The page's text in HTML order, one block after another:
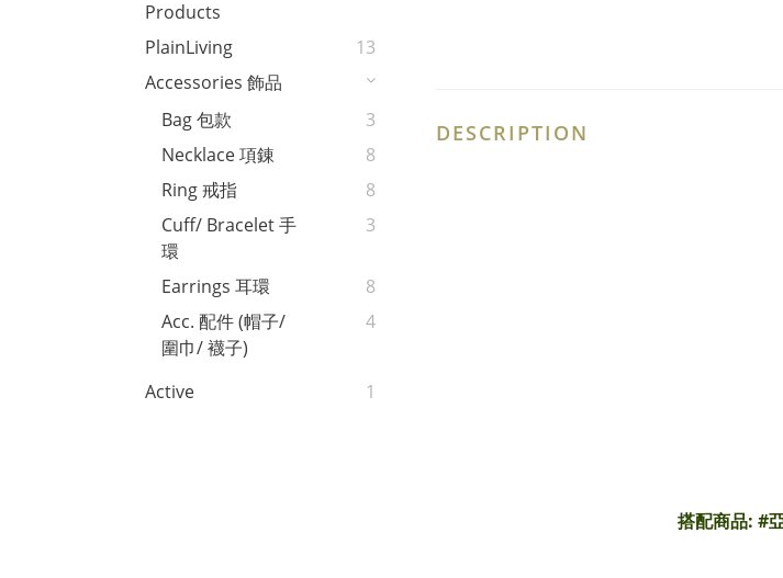
Products
PlainLiving
13
Accessories 飾品
Bag 包款
3
Necklace 項錬
8
Ring 戒指
8
Cuff/ Bracelet 手
環
3
Earrings 耳環
8
Acc. 配件 (帽子/
圍巾/ 襪子)
4
Active 1
DESCRIPTION
搭配商品: #